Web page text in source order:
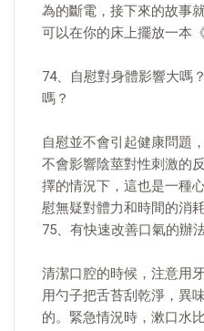
為的斷電，接下來的故事
可以在你的床上擺放一本
74、自慰對身體影響大嗎
嗎？
自慰並不會引起健康問題
不會影響陰莖對性刺激的
擇的情況下，這也是一種
慰無疑對體力和時間的消
75、有快速改善口氣的辦
清潔口腔的時候，注意用
用勺子把舌苔刮乾淨，異
的。緊急情況時，漱口水